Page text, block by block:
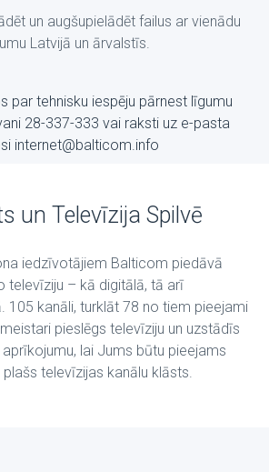
un augšupielādēt failus ar vienādu
Latvijā un ārvalstīs.
par tehnisku iespēju pārnest līgumu
28-337-333 vai raksti uz е-pasta
internet@balticom.info
un Televīzija Spilvē
iedzīvotājiem Balticom piedāvā
televīziju – kā digitālā, tā arī
105 kanāli, turklāt 78 no tiem pieejami
pieslēgs televīziju un uzstādīs
lai Jums būtu pieejams
televīzijas kanālu klāsts.